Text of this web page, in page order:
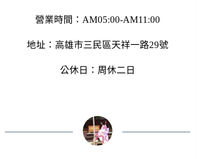
營業時間：AM05:00-AM11:00
地址：高雄市三民區天祥一路29號
公休日：周休二日